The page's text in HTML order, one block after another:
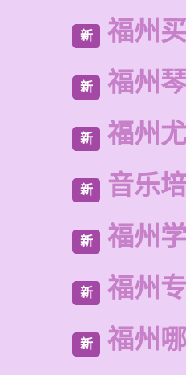
新 福州
新 福州
新 福州
新 音乐
新 福州
新 福州
新 福州